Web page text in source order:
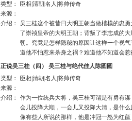
类型：
臣相|清朝|名人|将帅传奇
来源：
介绍：
吴三桂这个被昔日大明王朝当做楷模的忠
了崇祯皇帝的大明王朝；背叛了李志成的
朝。究竟是怎样隐秘的原因让这样一个视
道他不怕惹来杀身之祸？难道他不知道会
正说吴三桂（四） 吴三桂与绝代佳人陈圆圆
类型：
臣相|清朝|名人|将帅传奇
来源：
介绍：
作为一位统兵大将，吴三桂可谓是有勇有
会儿投降大顺，一会儿又投降大清，是什
像有些人所说的那样，他是冲冠一怒为红